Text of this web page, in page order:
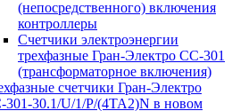
(непосредственного) включения
контроллеры
Счетчики электроэнергии
трехфазные Гран-Электро CC-301
(трансформаторное включения)
счетчики Гран-Электро
30.1/U/1/P/(4TA2)N в новом